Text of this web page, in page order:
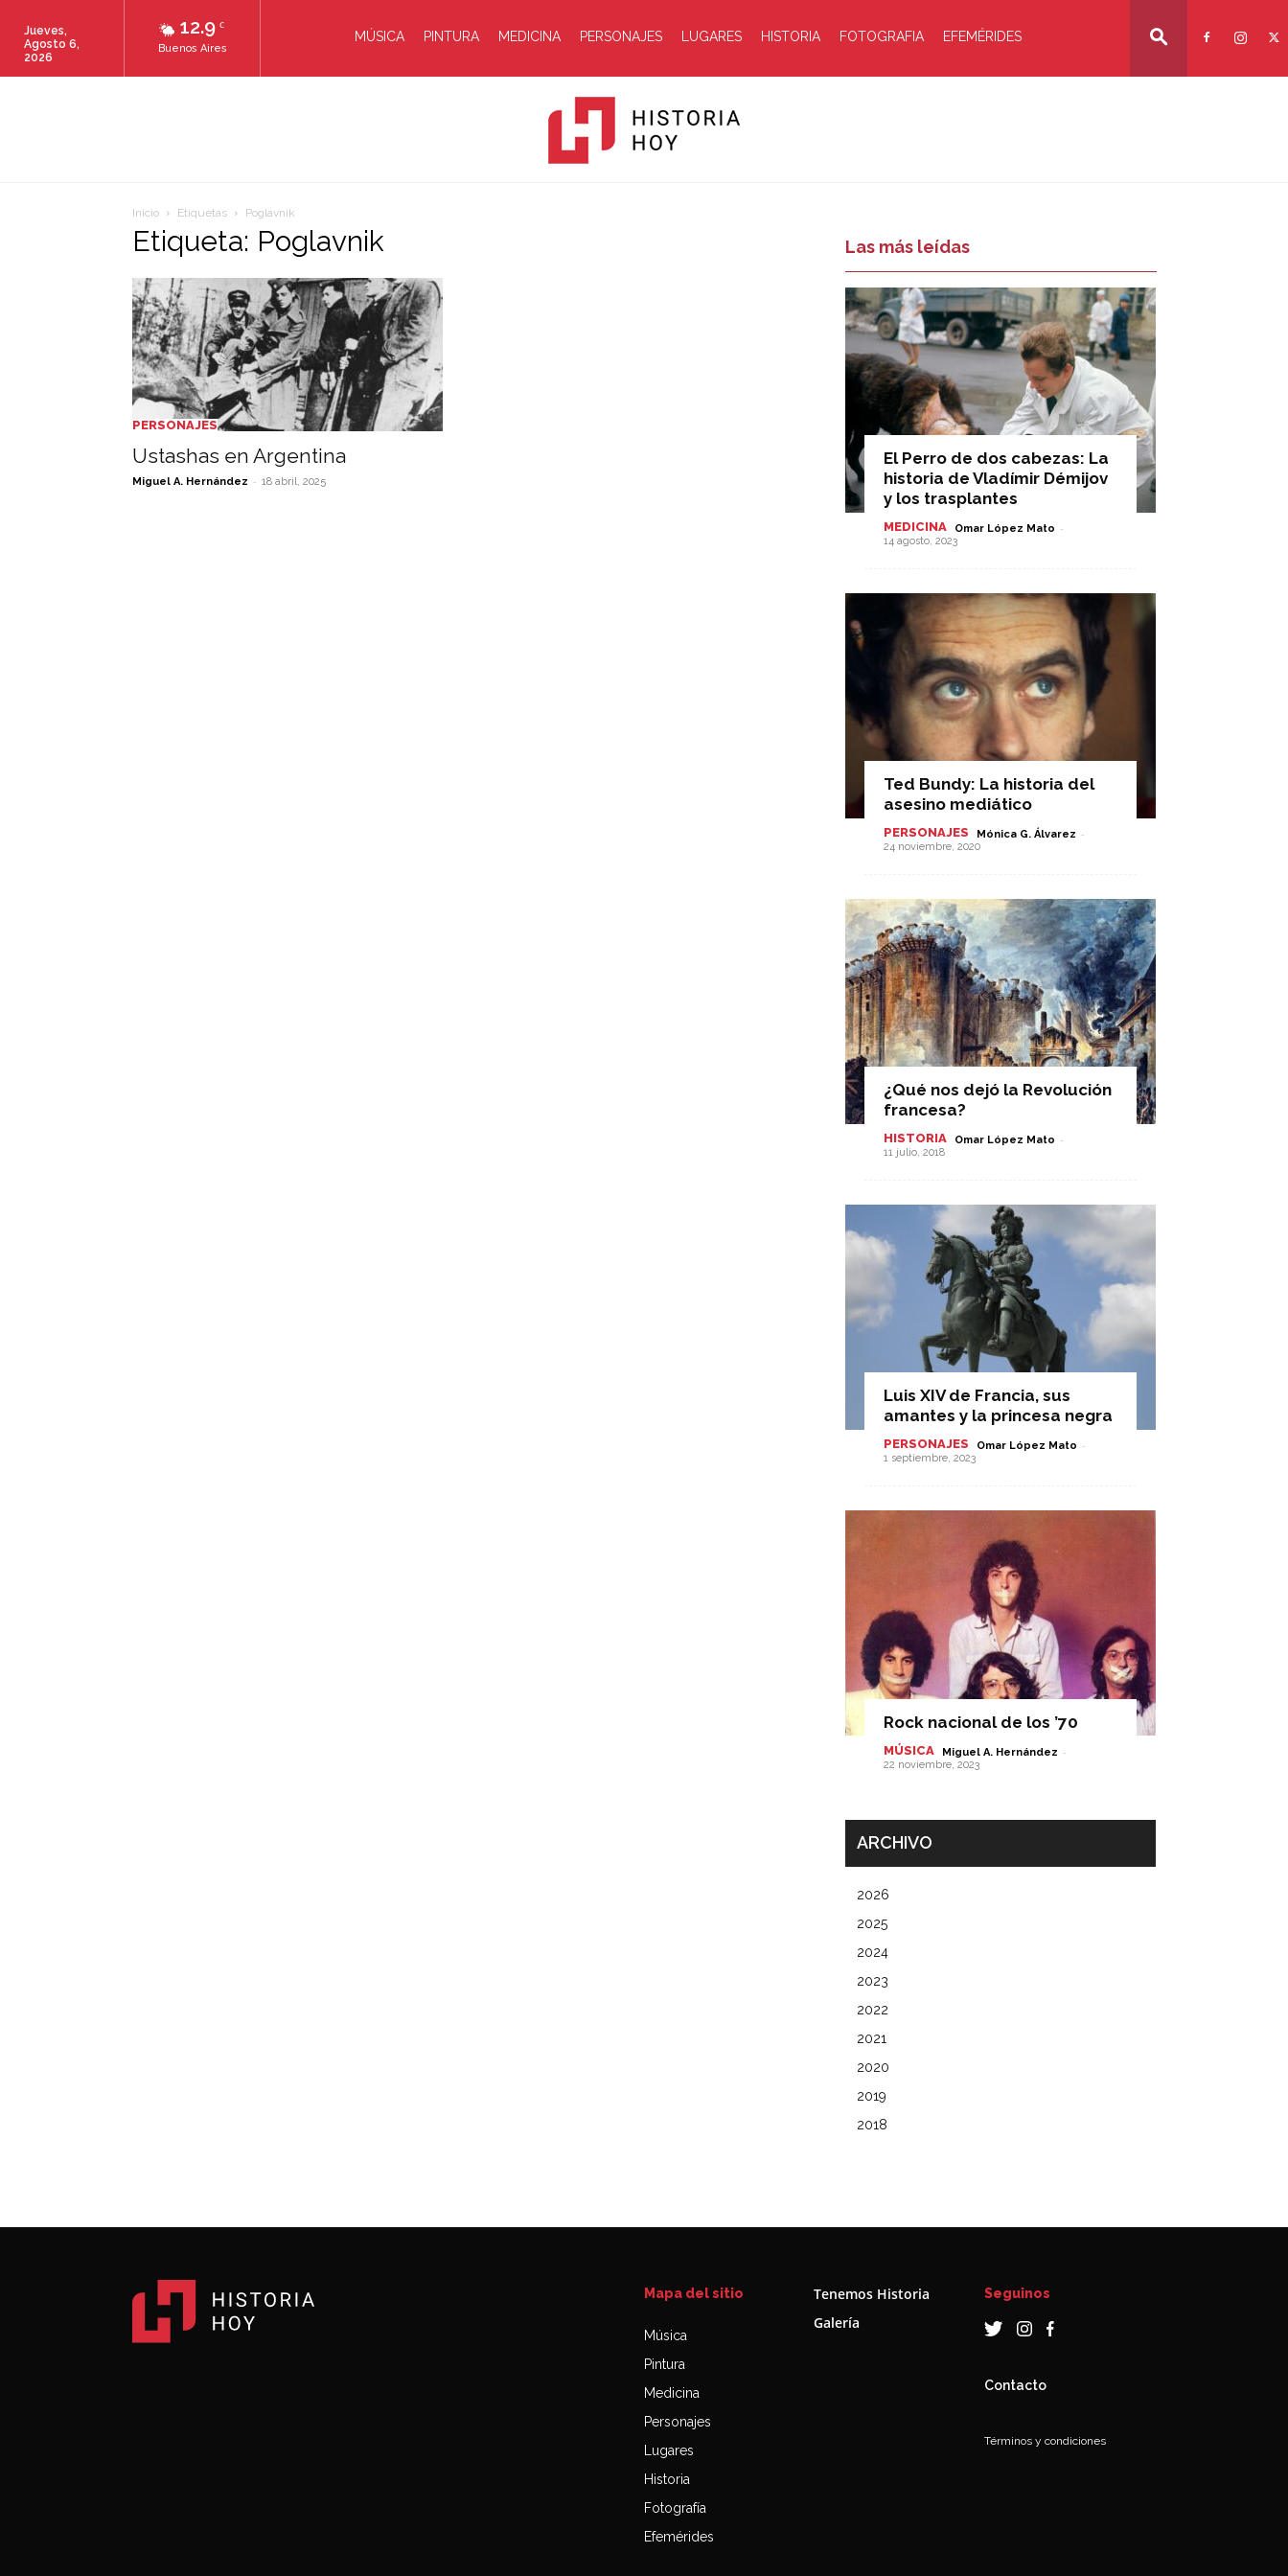
12.9 C
Buenos Aires
Jueves,
Agosto 6,
2026
MÚSICA PINTURA MEDICINA PERSONAJES LUGARES HISTORIA FOTOGRAFIA EFEMÉRIDES
Inicio Etiquetas Poglavnik
Etiqueta: Poglavnik
PERSONAJES
Ustashas en Argentina
Miguel A. Hernández - 18 abril, 2025
Las más leídas
El Perro de dos cabezas: La
historia de Vladímir Démijov
y los trasplantes
MEDICINA Omar López Mato -
14 agosto, 2023
Ted Bundy: La historia del
asesino mediático
PERSONAJES Mónica G. Álvarez -
24 noviembre, 2020
¿Qué nos dejó la Revolución
francesa?
HISTORIA Omar López Mato -
11 julio, 2018
Luis XIV de Francia, sus
amantes y la princesa negra
PERSONAJES Omar López Mato -
1 septiembre, 2023
Rock nacional de los ’70
MÚSICA Miguel A. Hernández -
22 noviembre, 2023
ARCHIVO
2026
2025
2024
2023
2022
2021
2020
2019
2018
Mapa del sitio
Música
Pintura
Medicina
Personajes
Lugares
Historia
Fotografía
Efemérides
Tenemos Historia
Galería
Seguinos
Contacto
Términos y condiciones